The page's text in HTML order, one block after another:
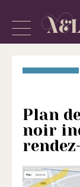
contenu
«
Loisirs
»
est
une
Afficher
masquer
Plan
noir